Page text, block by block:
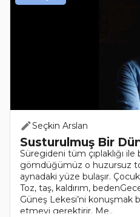
Seçkin Arslan
Susturulmuş Bir
Süregideni tüm çıplaklığı ile
gömdüğümüz o huzursuz
aynadaki yüze bulaşır.
Toz, taş, kaldırım,
Güneş Lekesi’ni konuşmak
etmeyi gerektirir. Me..